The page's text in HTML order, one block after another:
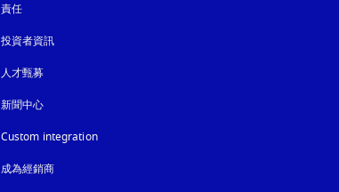
責任
投資者資訊
人才甄募
新聞中心
Custom integration
成為經銷商